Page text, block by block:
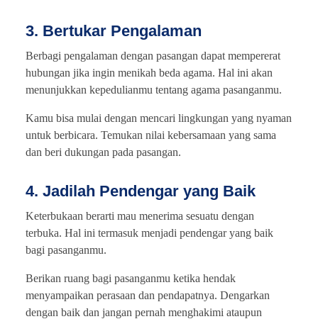
3. Bertukar Pengalaman
Berbagi pengalaman dengan pasangan dapat mempererat
hubungan jika ingin menikah beda agama. Hal ini akan
menunjukkan kepedulianmu tentang agama pasanganmu.
Kamu bisa mulai dengan mencari lingkungan yang nyaman
untuk berbicara. Temukan nilai kebersamaan yang sama
dan beri dukungan pada pasangan.
4. Jadilah Pendengar yang Baik
Keterbukaan berarti mau menerima sesuatu dengan
terbuka. Hal ini termasuk menjadi pendengar yang baik
bagi pasanganmu.
Berikan ruang bagi pasanganmu ketika hendak
menyampaikan perasaan dan pendapatnya. Dengarkan
dengan baik dan jangan pernah menghakimi ataupun